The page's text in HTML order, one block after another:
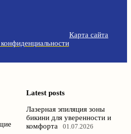
Карта сайта
Latest posts
Лазерная эпиляция зоны
бикини для уверенности и
комфорта
01.07.2026